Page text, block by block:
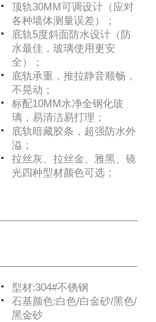
顶轨30MM可调设计（应对
各种墙体测量误差）；
底轨5度斜面防水设计（防
水最佳，玻璃使用更安
全）；
底轨承重，推拉静音顺畅，
不晃动；
标配10MM水净全钢化玻
璃，易清洁易打理；
底轨暗藏胶条，超强防水外
溢；
拉丝灰、拉丝金、雅黑、镜
光四种型材颜色可选；
型材:304#不锈钢
石基颜色:白色/白金砂/黑色/
黑金砂